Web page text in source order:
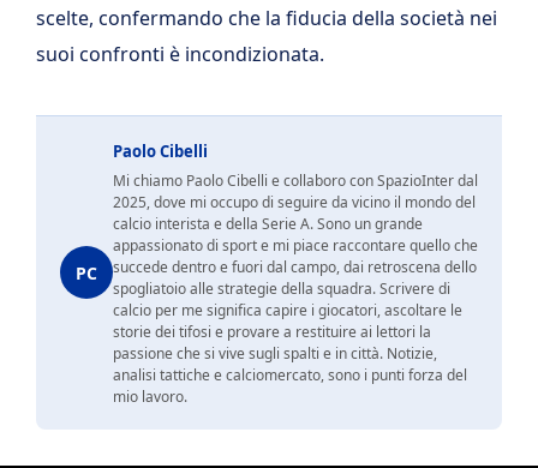
scelte, confermando che la fiducia della società nei
suoi confronti è incondizionata.
PC
Paolo Cibelli
Mi chiamo Paolo Cibelli e collaboro con SpazioInter dal
2025, dove mi occupo di seguire da vicino il mondo del
calcio interista e della Serie A. Sono un grande
appassionato di sport e mi piace raccontare quello che
succede dentro e fuori dal campo, dai retroscena dello
spogliatoio alle strategie della squadra. Scrivere di
calcio per me significa capire i giocatori, ascoltare le
storie dei tifosi e provare a restituire ai lettori la
passione che si vive sugli spalti e in città. Notizie,
analisi tattiche e calciomercato, sono i punti forza del
mio lavoro.